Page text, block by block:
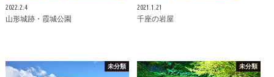
2022.2.4
山形城跡・霞城公園
2021.1.21
千座の岩屋
未分類 未分類